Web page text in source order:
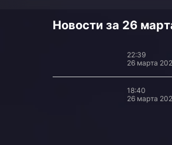
Новости за 26
22:39
26 марта
18:40
26 марта